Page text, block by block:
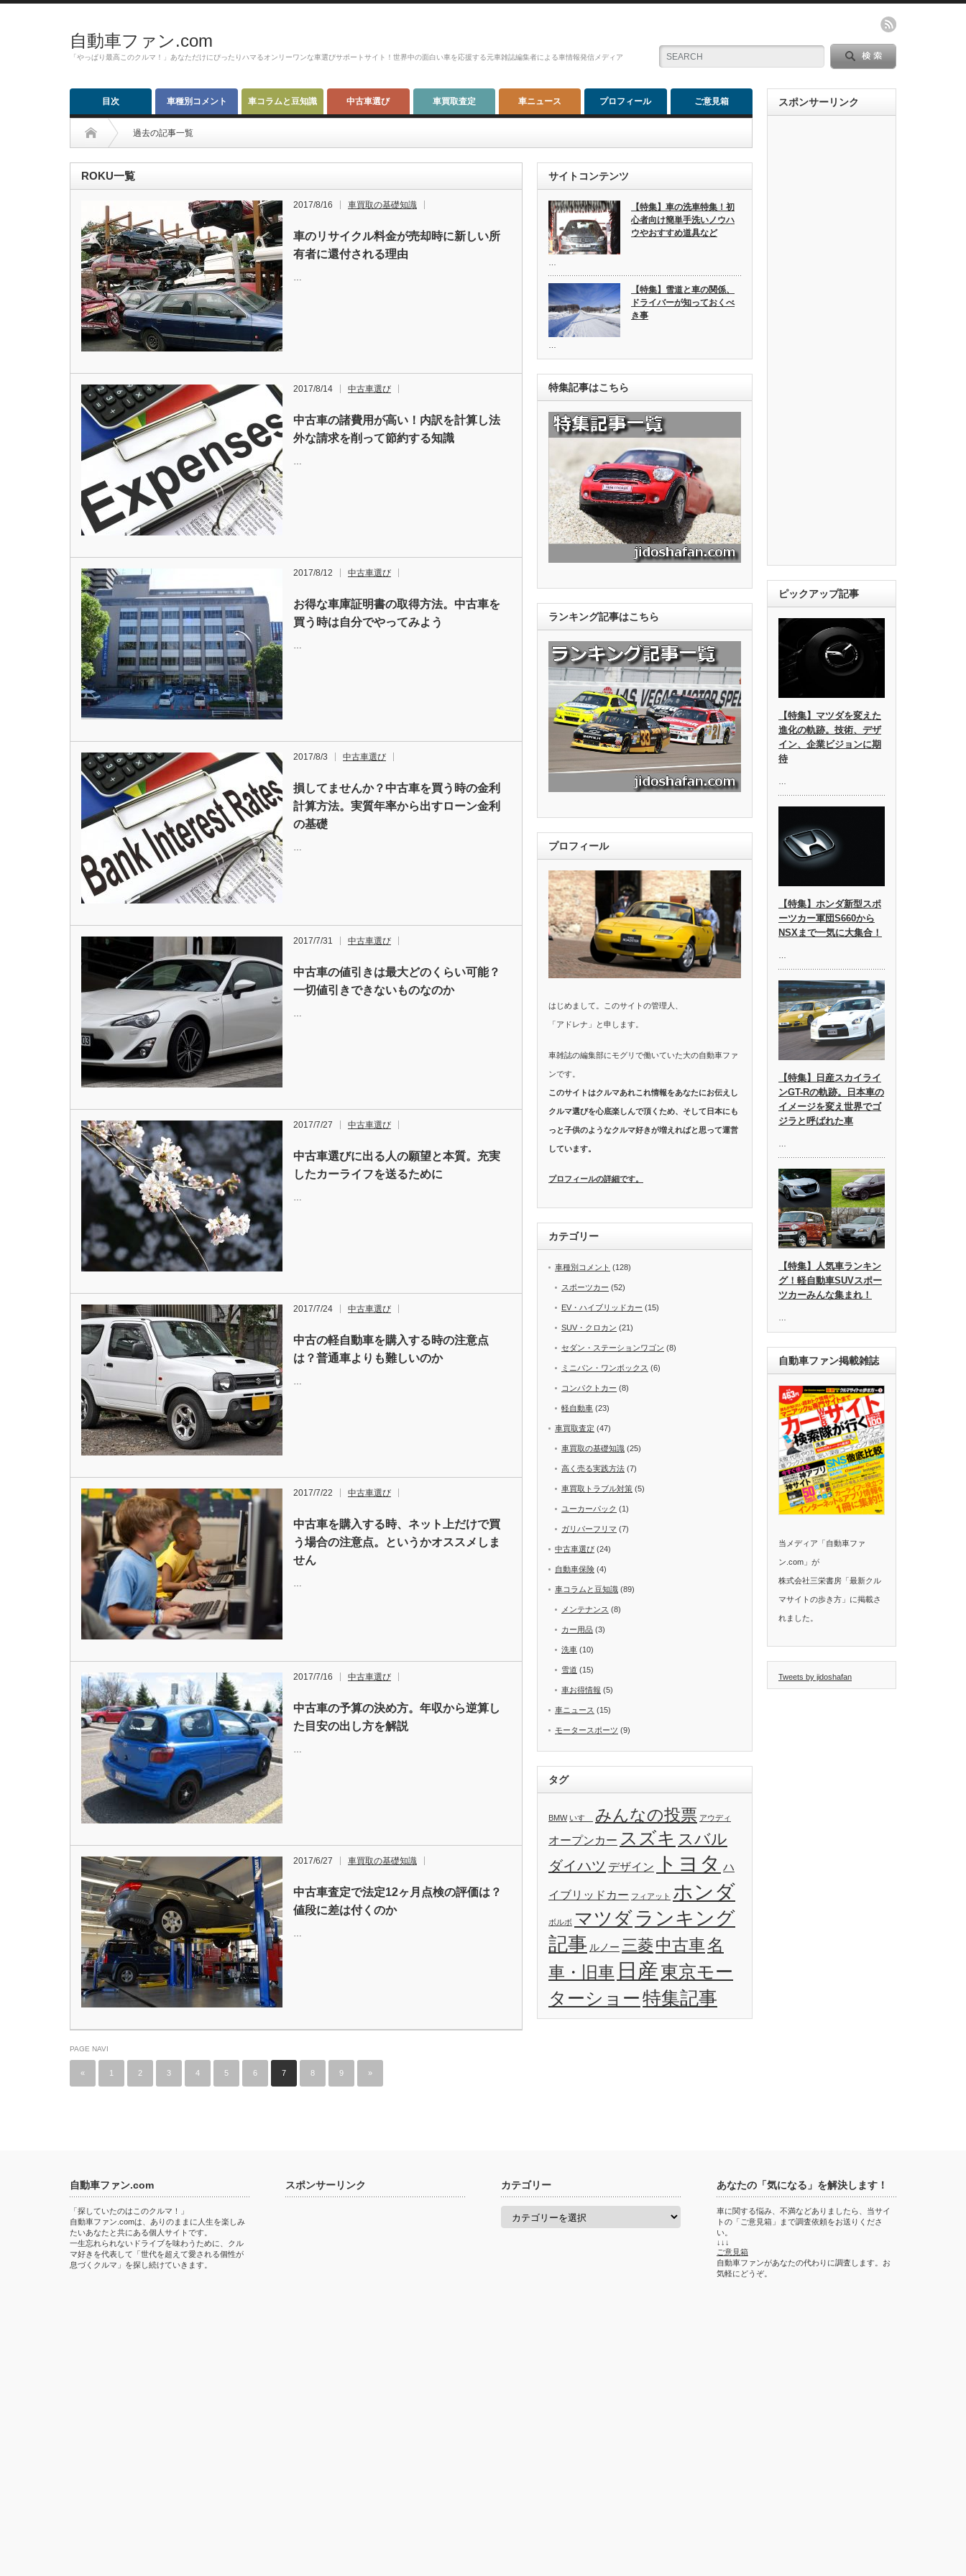
自動車ファン.com
「やっぱり最高このクルマ！」あなただけにぴったりハマるオンリーワンな車選びサポートサイト！世界中の面白い車を応援する元車雑誌編集者による車情報発信メディア
目次 車種別コメント 車コラムと豆知識 中古車選び 車買取査定 車ニュース プロフィール ご意見箱
過去の記事一覧
ROKU一覧
2017/8/16 車買取の基礎知識
車のリサイクル料金が売却時に新しい所
有者に還付される理由
…
2017/8/14 中古車選び
中古車の諸費用が高い！内訳を計算し法
外な請求を削って節約する知識
…
2017/8/12 中古車選び
お得な車庫証明書の取得方法。中古車を
買う時は自分でやってみよう
…
2017/8/3 中古車選び
損してませんか？中古車を買う時の金利
計算方法。実質年率から出すローン金利
の基礎
…
2017/7/31 中古車選び
中古車の値引きは最大どのくらい可能？
一切値引きできないものなのか
…
2017/7/27 中古車選び
中古車選びに出る人の願望と本質。充実
したカーライフを送るために
…
2017/7/24 中古車選び
中古の軽自動車を購入する時の注意点
は？普通車よりも難しいのか
…
2017/7/22 中古車選び
中古車を購入する時、ネット上だけで買
う場合の注意点。というかオススメしま
せん
…
2017/7/16 中古車選び
中古車の予算の決め方。年収から逆算し
た目安の出し方を解説
…
2017/6/27 車買取の基礎知識
中古車査定で法定12ヶ月点検の評価は？
値段に差は付くのか
…
PAGE NAVI
« 1 2 3 4 5 6 7 8 9 »
サイトコンテンツ
【特集】車の洗車特集！初
心者向け簡単手洗いノウハ
ウやおすすめ道具など
【特集】雪道と車の関係、
ドライバーが知っておくべ
き事
特集記事はこちら
ランキング記事はこちら
プロフィール
はじめまして。このサイトの管理人、
「アドレナ」と申します。
車雑誌の編集部にモグリで働いていた大の自動車ファ
ンです。
このサイトはクルマあれこれ情報をあなたにお伝えし
クルマ選びを心底楽しんで頂くため、そして日本にも
っと子供のようなクルマ好きが増えればと思って運営
しています。
プロフィールの詳細です。
カテゴリー
車種別コメント (128)
スポーツカー (52)
EV・ハイブリッドカー (15)
SUV・クロカン (21)
セダン・ステーションワゴン (8)
ミニバン・ワンボックス (6)
コンパクトカー (8)
軽自動車 (23)
車買取査定 (47)
車買取の基礎知識 (25)
高く売る実践方法 (7)
車買取トラブル対策 (5)
ユーカーパック (1)
ガリバーフリマ (7)
中古車選び (24)
自動車保険 (4)
車コラムと豆知識 (89)
メンテナンス (8)
カー用品 (3)
洗車 (10)
雪道 (15)
車お得情報 (5)
車ニュース (15)
モータースポーツ (9)
タグ
BMW いすゞ みんなの投票 アウディ
オープンカー スズキ スバル
ダイハツ デザイン トヨタ ハ
イブリッドカー フィアット ホンダ
ボルボ マツダ ランキング
記事 ルノー 三菱 中古車名
車・旧車 日産東京モー
ターショー特集記事
スポンサーリンク
ピックアップ記事
【特集】マツダを変えた
進化の軌跡。技術、デザ
イン、企業ビジョンに期
待
【特集】ホンダ新型スポ
ーツカー軍団S660から
NSXまで一気に大集合！
【特集】日産スカイライ
ンGT-Rの軌跡。日本車の
イメージを変え世界でゴ
ジラと呼ばれた車
【特集】人気車ランキン
グ！軽自動車SUVスポー
ツカーみんな集まれ！
自動車ファン掲載雑誌
当メディア「自動車ファ
ン.com」が
株式会社三栄書房「最新クル
マサイトの歩き方」に掲載さ
れました。
Tweets by jidoshafan
自動車ファン.com
「探していたのはこのクルマ！」
自動車ファン.comは、ありのままに人生を楽しみ
たいあなたと共にある個人サイトです。
一生忘れられないドライブを味わうために、クル
マ好きを代表して「世代を超えて愛される個性が
息づくクルマ」を探し続けていきます。
スポンサーリンク カテゴリー
カ
あなたの「気になる」を解決します！
車に関する悩み、不満などありましたら、当サイ
トの「ご意見箱」まで調査依頼をお送りくださ
い。
↓↓↓
ご意見箱
自動車ファンがあなたの代わりに調査します。お
気軽にどうぞ。